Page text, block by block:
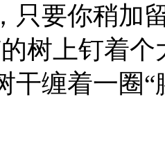
只要你稍加
树上钉着
干缠着一圈